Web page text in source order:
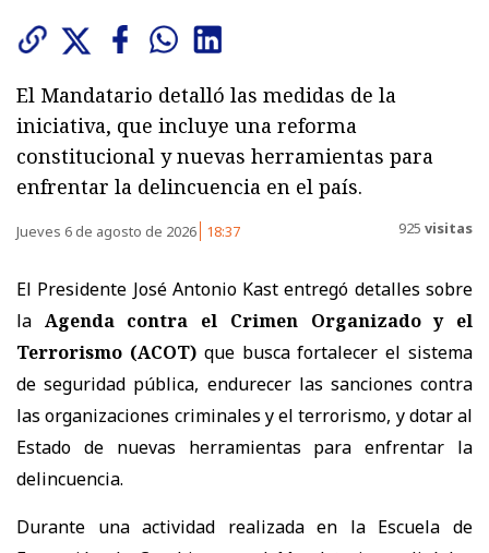
El Mandatario detalló las medidas de la
iniciativa, que incluye una reforma
constitucional y nuevas herramientas para
enfrentar la delincuencia en el país.
Jueves 6 de agosto de 2026 18:37 925 visitas
El Presidente José Antonio Kast entregó detalles sobre
la Agenda contra el Crimen Organizado y el
Terrorismo (ACOT)que busca fortalecer el sistema
de seguridad pública, endurecer las sanciones contra
las organizaciones criminales y el terrorismo, y dotar al
Estado de nuevas herramientas para enfrentar la
delincuencia.
Durante una actividad realizada en la Escuela de